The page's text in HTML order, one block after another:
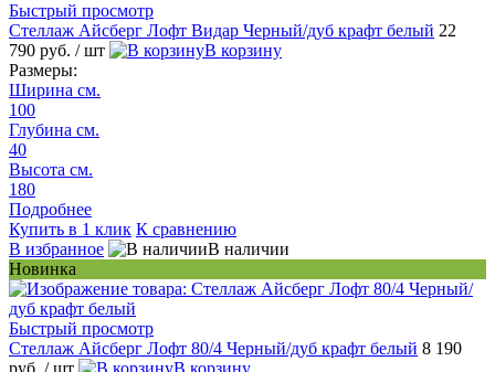
Быстрый просмотр
Стеллаж Айсберг Лофт Видар Черный/дуб крафт белый 22
790 руб. / шт
В корзину
Размеры:
Ширина см.
100
Глубина см.
40
Высота см.
180
Подробнее
Купить в 1 клик К сравнению
В избранное
В наличии
Новинка
Быстрый просмотр
Стеллаж Айсберг Лофт 80/4 Черный/дуб крафт белый 8 190